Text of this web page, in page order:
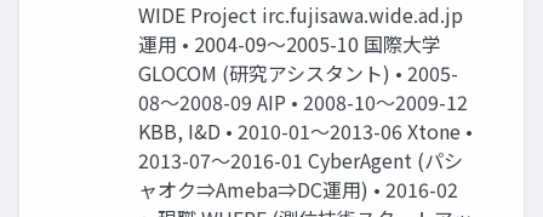
WIDE Project irc.fujisawa.wide.ad.jp
運用 • 2004-09～2005-10 国際大学
GLOCOM (研究アシスタント) • 2005-
08～2008-09 AIP • 2008-10～2009-12
KBB, I&D • 2010-01～2013-06 Xtone •
2013-07～2016-01 CyberAgent (パシ
ャオク⇒Ameba⇒DC運用) • 2016-02